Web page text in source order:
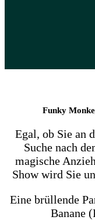
Funky
Egal, ob Sie an
Suche nach
magische
Show wird Sie
Eine brüllende
Banane